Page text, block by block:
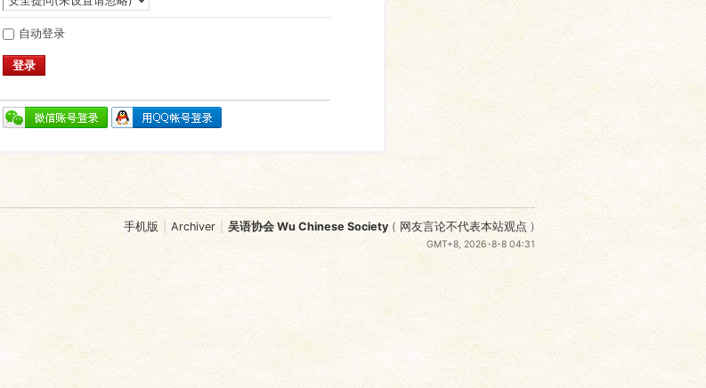
自动登录
登录
手机版 Archiver 吴语协会 Wu Chinese Society ( 网友言论不代表本站观点 )
GMT+8, 2026-8-8 04:31